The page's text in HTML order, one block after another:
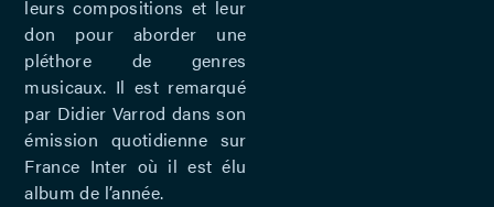
leurs compositions et leur
don pour aborder une
pléthore de genres
musicaux. Il est remarqué
par Didier Varrod dans son
émission quotidienne sur
France Inter où il est élu
album de l’année.